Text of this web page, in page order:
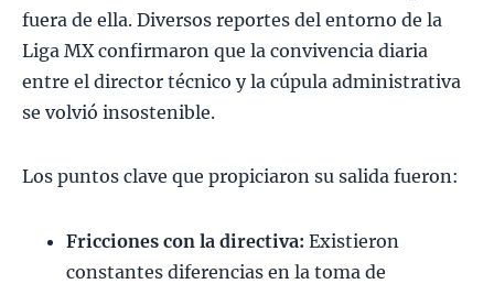
fuera de ella. Diversos reportes del entorno de la
Liga MX confirmaron que la convivencia diaria
entre el director técnico y la cúpula administrativa
se volvió insostenible.
Los puntos clave que propiciaron su salida fueron:
Fricciones con la directiva: Existieron
constantes diferencias en la toma de